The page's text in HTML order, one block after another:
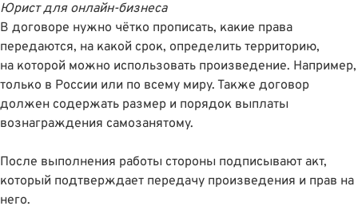
Юрист для онлайн-бизнеса
В договоре нужно чётко прописать, какие права
передаются, на какой срок, определить территорию,
на которой можно использовать произведение. Например,
только в России или по всему миру. Также договор
должен содержать размер и порядок выплаты
вознаграждения самозанятому.
После выполнения работы стороны подписывают акт,
который подтверждает передачу произведения и прав на
него.